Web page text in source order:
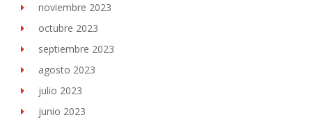
noviembre 2023
octubre 2023
septiembre 2023
agosto 2023
julio 2023
junio 2023